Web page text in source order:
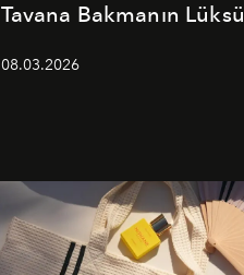
Tavana Bakmanın Lüksü
08.03.2026